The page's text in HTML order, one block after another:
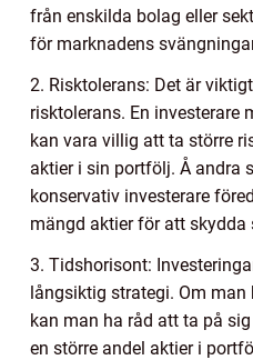
från enskilda bolag eller
för marknadens
2. Risktolerans: Det är
risktolerans. En investerare
kan vara villig att ta större
aktier i sin portfölj. Å andra
konservativ investerare
mängd aktier för att skydda
3. Tidshorisont:
långsiktig strategi. Om
kan man ha råd att ta på
en större andel aktier i